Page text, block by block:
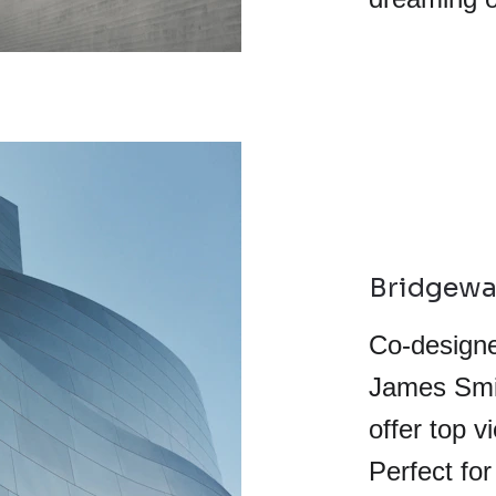
Co-
James
offer top
Perfect